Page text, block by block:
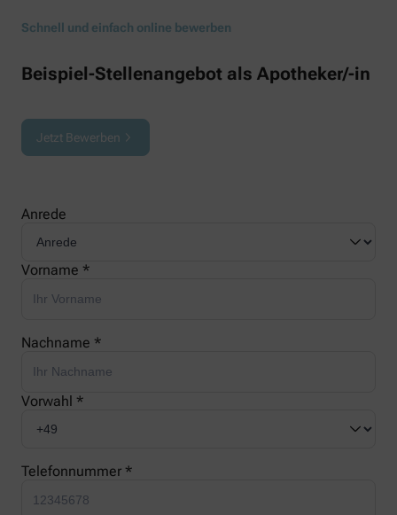
Schnell und einfach online bewerben
Beispiel-Stellenangebot als Apotheker/-in
Jetzt Bewerben
Anrede
Vorname *
Nachname *
Vorwahl *
Telefonnummer *